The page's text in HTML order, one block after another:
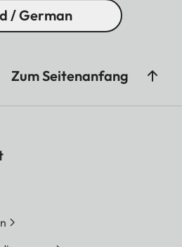
/ German
Zum Seitenanfang